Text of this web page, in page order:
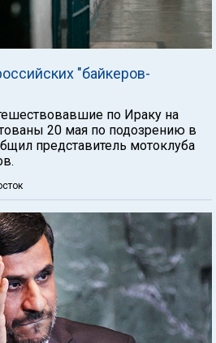
"байкеров-
по Ираку на
20 мая по подозрению в
представитель мотоклуба